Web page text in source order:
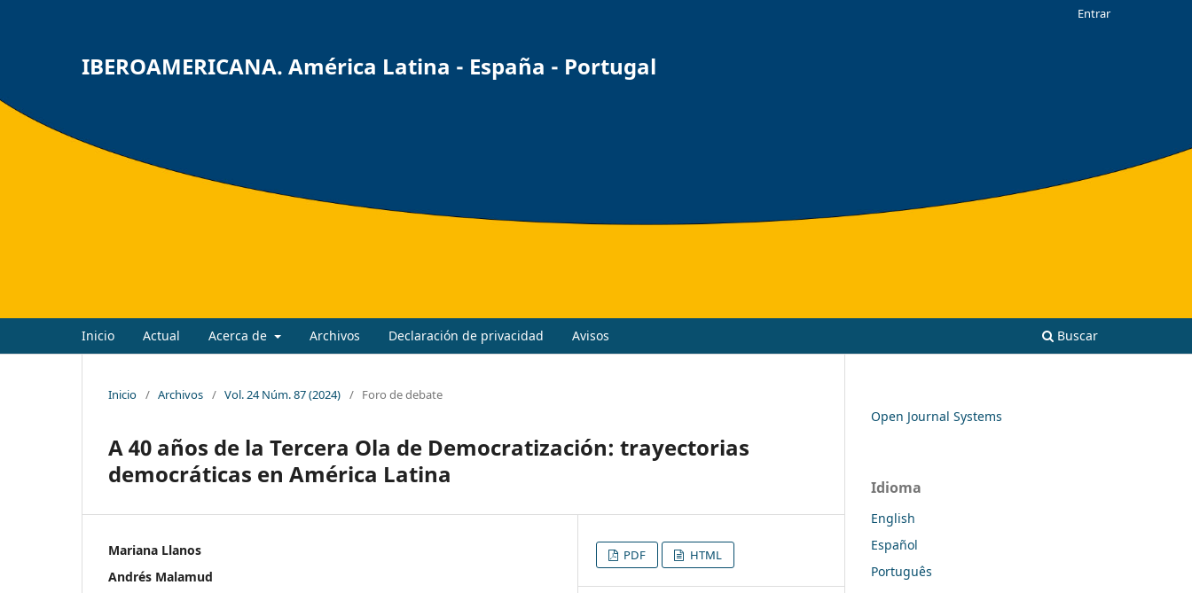
IBEROAMERICANA. América Latina - España - Portugal
Inicio Actual Acerca de Archivos Declaración de privacidad Avisos Buscar
Entrar
Inicio / Archivos / Vol. 24 Núm. 87 (2024) / Foro de debate
A 40 años de la Tercera Ola de Democratización: trayectorias
democráticas en América Latina
Mariana Llanos
Andrés Malamud
PDF HTML
Open Journal Systems
Idioma
English
Español
Português